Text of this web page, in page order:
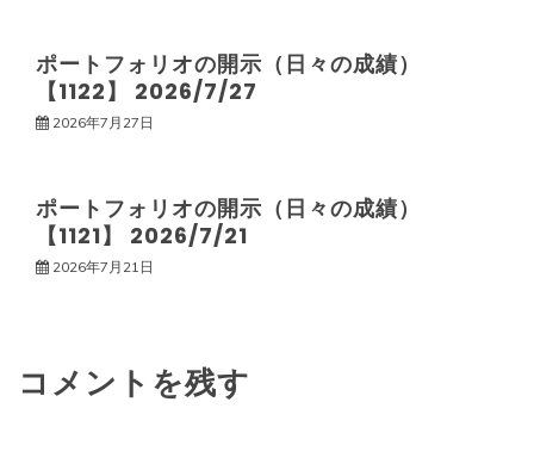
ン
ポートフォリオの開示（日々の成績）
【1122】 2026/7/27
2026年7月27日
ポートフォリオの開示（日々の成績）
【1121】 2026/7/21
2026年7月21日
コメントを残す